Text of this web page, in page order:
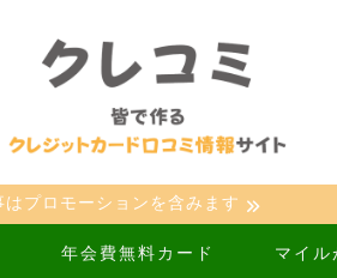
はプロモーションを含みます
年会費無料カード マイル